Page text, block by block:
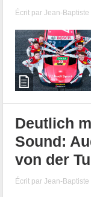
Écrit parJean-
Deutlich
Sound:
von der
Écrit parJean-